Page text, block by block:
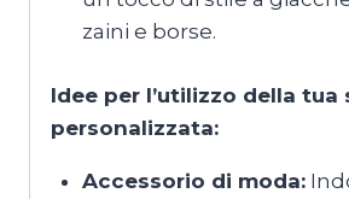
zaini e borse.
Idee per l’utilizzo della tua
personalizzata:
Accessorio di moda: